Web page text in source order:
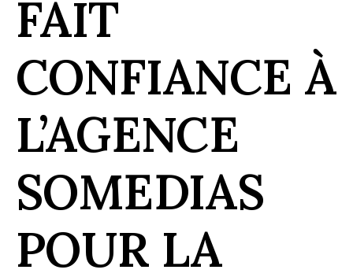
FAIT
CONFIANCE À
L’AGENCE
SOMEDIAS
POUR LA